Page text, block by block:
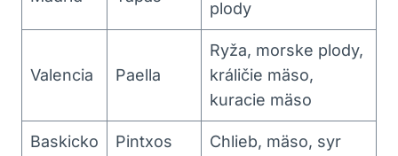
plody
Valencia Paella
Ryža, morske plody,
králičie mäso,
kuracie mäso
Baskicko Pintxos Chlieb, mäso, syr